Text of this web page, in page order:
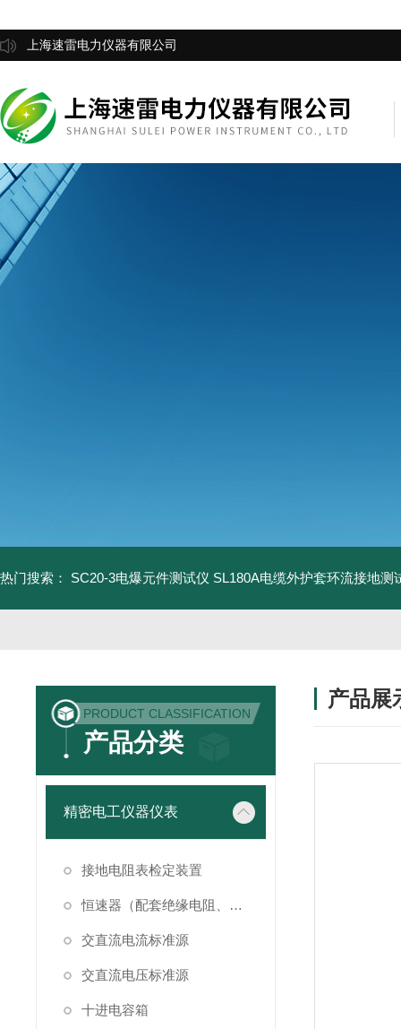
上海速雷电力仪器有限公司
热门搜索： SC20-3电爆元件测试仪 SL180A电缆外护套环流接地测
PRODUCT CLASSIFICATION
产品分类
精密电工仪器仪表
接地电阻表检定装置
恒速器（配套绝缘电阻、接地电阻表检定）
交直流电流标准源
交直流电压标准源
十进电容箱
产品展